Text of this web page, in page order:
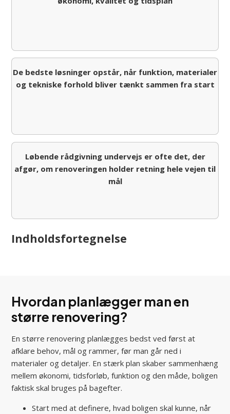
De bedste løsninger opstår, når funktion, materialer
og tekniske forhold bliver tænkt sammen fra start
Løbende rådgivning undervejs er ofte det, der
afgør, om renoveringen holder retning hele vejen til
mål
Indholdsfortegnelse
Hvordan planlægger man en
større renovering?
En større renovering planlægges bedst ved først at
afklare behov, mål og rammer, før man går ned i
materialer og detaljer. En stærk plan skaber sammenhæng
mellem økonomi, tidsforløb, funktion og den måde, boligen
faktisk skal bruges på bagefter.
Start med at definere, hvad boligen skal kunne, når